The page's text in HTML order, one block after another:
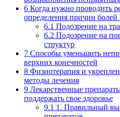
6 Когда нужно проводить
определения причин болей
6.1 Подозрение на
6.2 Подозрение на
структур
7 Способы уменьшить
верхних конечностей
8 Физиотерапия и
методы лечения
9 Лекарственные
поддержать свое здоровье
9.1 1. Правильный